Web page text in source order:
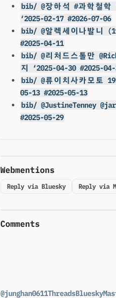
bib/ @장하석 #과학철
‘2025-02-17 #2026-07-06
bib/ @알렉세이나발니
#2025-04-11
bib/ @리처드스톨만
지 ‘2025-04-30 #2025-
bib/ @류이치사카모토
05-13 #2025-05-13
bib/ @JustineTenney
#2025-05-29
Webmentions
Reply via Bluesky Reply via
Comments
@junghan0611ThreadsBluesky